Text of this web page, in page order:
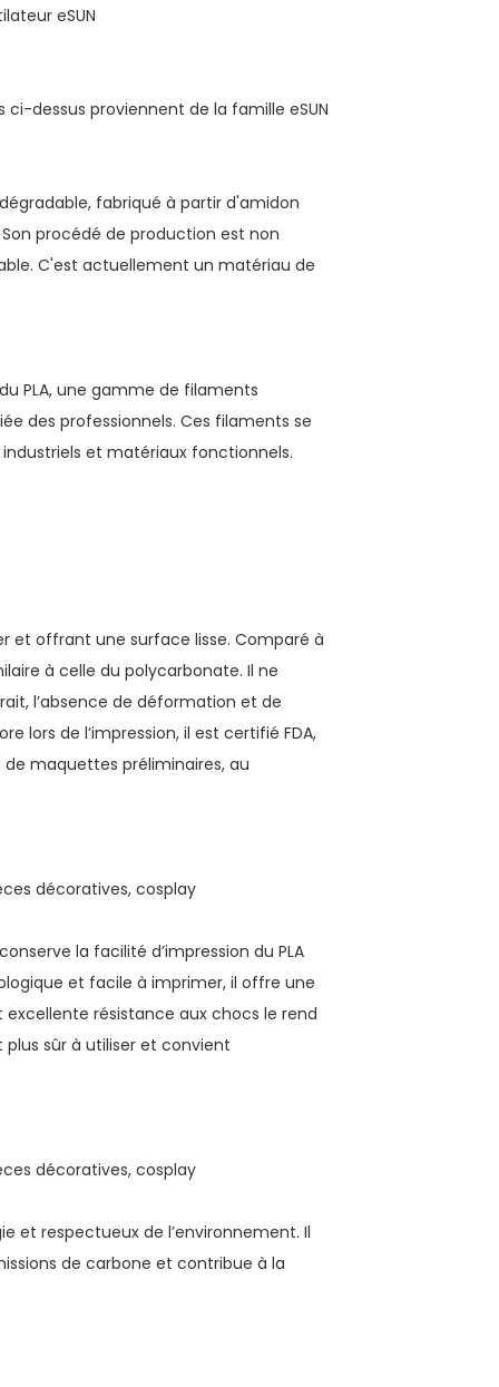
dessus proviennent de la famille eSUN
fabriqué à partir d'amidon
procédé de production est non
C'est actuellement un matériau de
PLA, une gamme de filaments
des professionnels. Ces filaments se
et matériaux fonctionnels.
et offrant une surface lisse. Comparé à
à celle du polycarbonate. Il ne
l’absence de déformation et de
lors de l’impression, il est certifié FDA,
maquettes préliminaires, au
décoratives, cosplay
la facilité d’impression du PLA
et facile à imprimer, il offre une
excellente résistance aux chocs le rend
plus sûr à utiliser et convient
décoratives, cosplay
et respectueux de l’environnement. Il
de carbone et contribue à la